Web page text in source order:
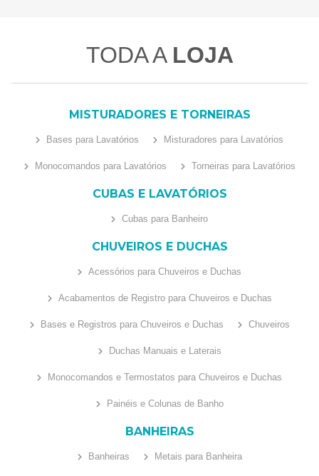
TODA A LOJA
MISTURADORES E TORNEIRAS
Bases para Lavatórios Misturadores para Lavatórios
Monocomandos para Lavatórios Torneiras para Lavatórios
CUBAS E LAVATÓRIOS
Cubas para Banheiro
CHUVEIROS E DUCHAS
Acessórios para Chuveiros e Duchas
Acabamentos de Registro para Chuveiros e Duchas
Bases e Registros para Chuveiros e Duchas Chuveiros
Duchas Manuais e Laterais
Monocomandos e Termostatos para Chuveiros e Duchas
Painéis e Colunas de Banho
BANHEIRAS
Banheiras Metais para Banheira